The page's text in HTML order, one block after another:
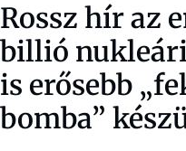
Rossz hír az
billió
is erősebb
bomba”